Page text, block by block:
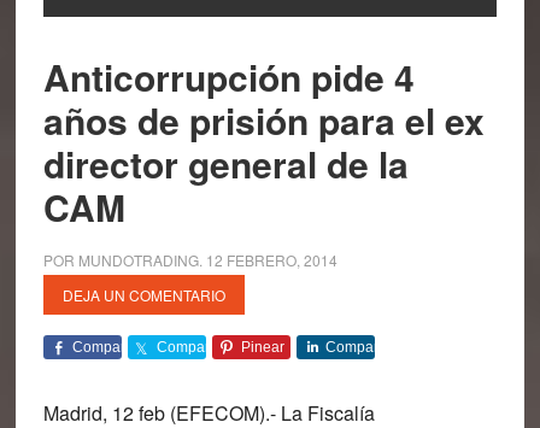
Anticorrupción pide 4
años de prisión para el ex
director general de la
CAM
POR MUNDOTRADING. 12 FEBRERO, 2014
DEJA UN COMENTARIO
Comparte Comparte Pinear Comparte
Madrid, 12 feb (EFECOM).- La Fiscalía